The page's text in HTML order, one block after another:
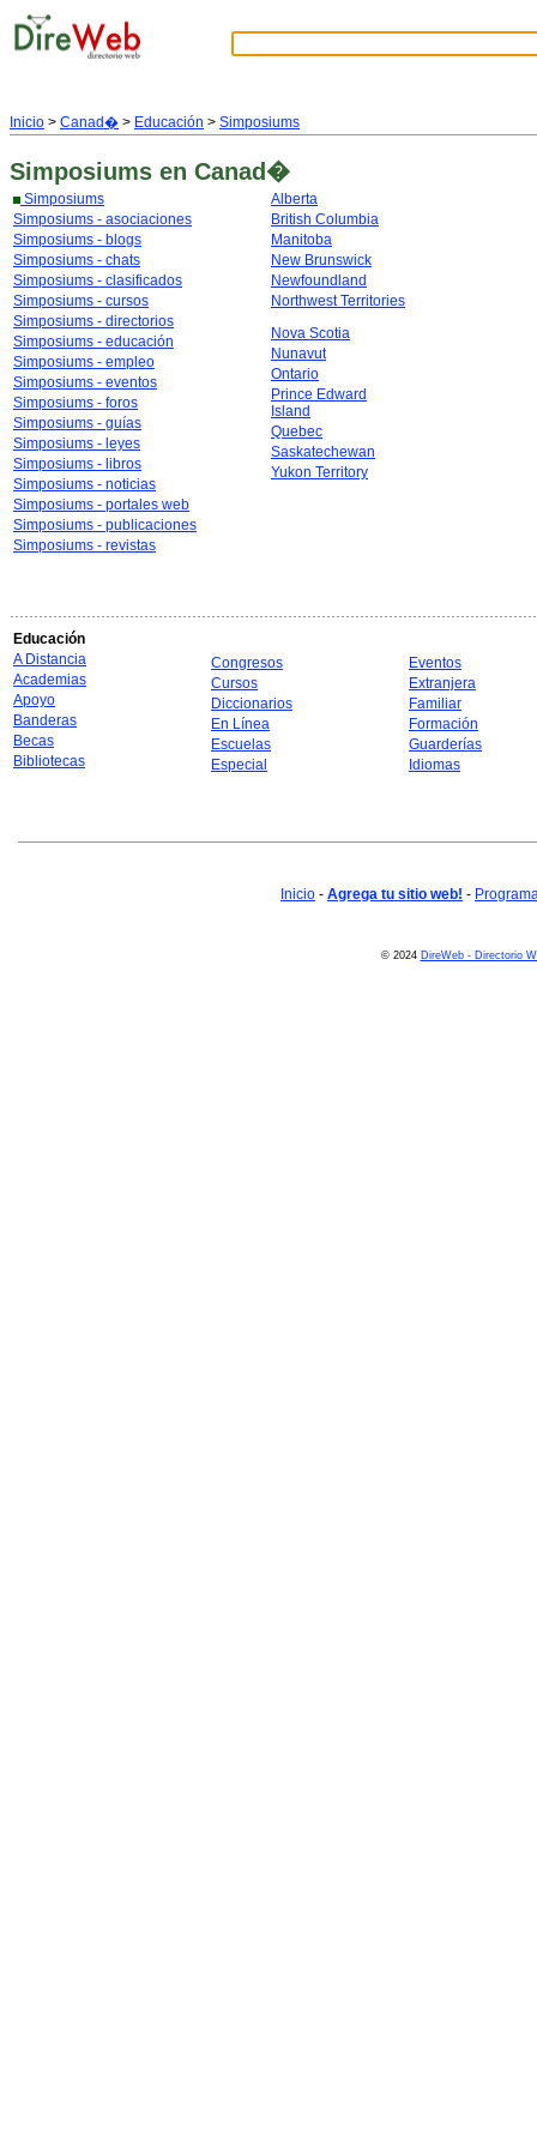
Inicio > Canad� > Educación > Simposiums
Simposiums en Canad�
Simposiums
Simposiums - asociaciones
Simposiums - blogs
Simposiums - chats
Simposiums - clasificados
Simposiums - cursos
Simposiums - directorios
Simposiums - educación
Simposiums - empleo
Simposiums - eventos
Simposiums - foros
Simposiums - guías
Simposiums - leyes
Simposiums - libros
Simposiums - noticias
Simposiums - portales web
Simposiums - publicaciones
Simposiums - revistas
Alberta
British Columbia
Manitoba
New Brunswick
Newfoundland
Northwest Territories
Nova Scotia
Nunavut
Ontario
Prince Edward
Island
Quebec
Saskatechewan
Yukon Territory
Educación
A Distancia
Academias
Apoyo
Banderas
Becas
Bibliotecas
Congresos
Cursos
Diccionarios
En Línea
Escuelas
Especial
Eventos
Extranjera
Familiar
Formación
Guarderías
Idiomas
Inicio - Agrega tu sitio web! -
© 2024 DireWeb - Directorio